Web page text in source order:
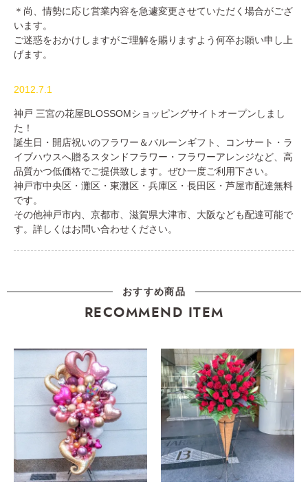
＊尚、情勢に応じ営業内容を急遽変更させていただく場合がござ
います。
ご迷惑をおかけしますがご理解を賜りますよう何卒お願い申し上
げます。
2012.7.1
神戸 三宮の花屋BLOSSOMショッピングサイトオープンしまし
た！
誕生日・開店祝いのフラワー＆バルーンギフト、コンサート・ラ
イブハウスへ贈るスタンドフラワー・フラワーアレンジなど、高
品質かつ低価格でご提供致します。ぜひ一度ご利用下さい。
神戸市中央区・灘区・東灘区・兵庫区・長田区・芦屋市配達無料
です。
その他神戸市内、京都市、滋賀県大津市、大阪なども配達可能で
す。詳しくはお問い合わせください。
おすすめ商品
RECOMMEND ITEM